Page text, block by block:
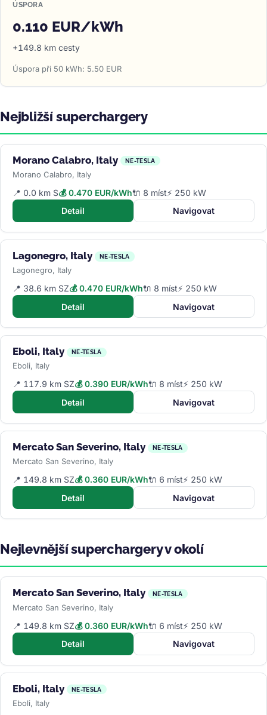
ÚSPORA
0.110 EUR/kWh
+149.8 km cesty
Úspora při 50 kWh: 5.50 EUR
Nejbližší superchargery
Morano Calabro, Italy NE-TESLA
Morano Calabro, Italy
📍 0.0 km S💰 0.470 EUR/kWh🔌 8 míst⚡ 250 kW
Detail
Navigovat
Lagonegro, Italy NE-TESLA
Lagonegro, Italy
📍 38.6 km SZ💰 0.470 EUR/kWh🔌 8 míst⚡ 250 kW
Detail
Navigovat
Eboli, Italy NE-TESLA
Eboli, Italy
📍 117.9 km SZ💰 0.390 EUR/kWh🔌 8 míst⚡ 250 kW
Detail
Navigovat
Mercato San Severino, Italy NE-TESLA
Mercato San Severino, Italy
📍 149.8 km SZ💰 0.360 EUR/kWh🔌 6 míst⚡ 250 kW
Detail
Navigovat
Nejlevnější superchargery v okolí
Mercato San Severino, Italy NE-TESLA
Mercato San Severino, Italy
📍 149.8 km SZ💰 0.360 EUR/kWh🔌 6 míst⚡ 250 kW
Detail
Navigovat
Eboli, Italy NE-TESLA
Eboli, Italy